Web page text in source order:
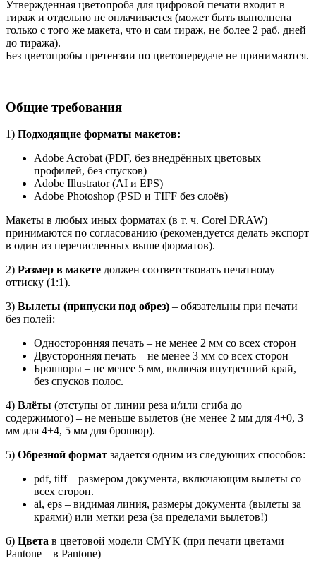
Утвержденная цветопроба для цифровой печати входит в
тираж и отдельно не оплачивается (может быть выполнена
только с того же макета, что и сам тираж, не более 2 раб. дней
до тиража).
Без цветопробы претензии по цветопередаче не принимаются.
Общие требования
1) Подходящие форматы макетов:
Adobe Acrobat (PDF, без внедрённых цветовых
профилей, без спусков)
Adobe Illustrator (AI и EPS)
Adobe Photoshop (PSD и TIFF без слоёв)
Макеты в любых иных форматах (в т. ч. Corel DRAW)
принимаются по согласованию (рекомендуется делать экспорт
в один из перечисленных выше форматов).
2) Размер в макете должен соответствовать печатному
оттиску (1:1).
3) Вылеты (припуски под обрез) – обязательны при печати
без полей:
Односторонняя печать – не менее 2 мм со всех сторон
Двусторонняя печать – не менее 3 мм со всех сторон
Брошюры – не менее 5 мм, включая внутренний край,
без спусков полос.
4) Влёты (отступы от линии реза и/или сгиба до
содержимого) – не меньше вылетов (не менее 2 мм для 4+0, 3
мм для 4+4, 5 мм для брошюр).
5) Обрезной формат задается одним из следующих способов:
pdf, tiff – размером документа, включающим вылеты со
всех сторон.
ai, eps – видимая линия, размеры документа (вылеты за
краями) или метки реза (за пределами вылетов!)
6) Цвета в цветовой модели CMYK (при печати цветами
Pantone – в Pantone)